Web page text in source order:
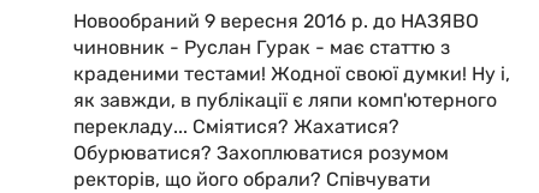
Новообраний 9 вересня 2016 р. до НАЗЯВО
чиновник - Руслан Гурак - має статтю з
краденими тестами! Жодної своюї думки! Ну і,
як завжди, в публікації є ляпи комп'ютерного
перекладу... Сміятися? Жахатися?
Обурюватися? Захоплюватися розумом
ректорів, що його обрали? Співчувати